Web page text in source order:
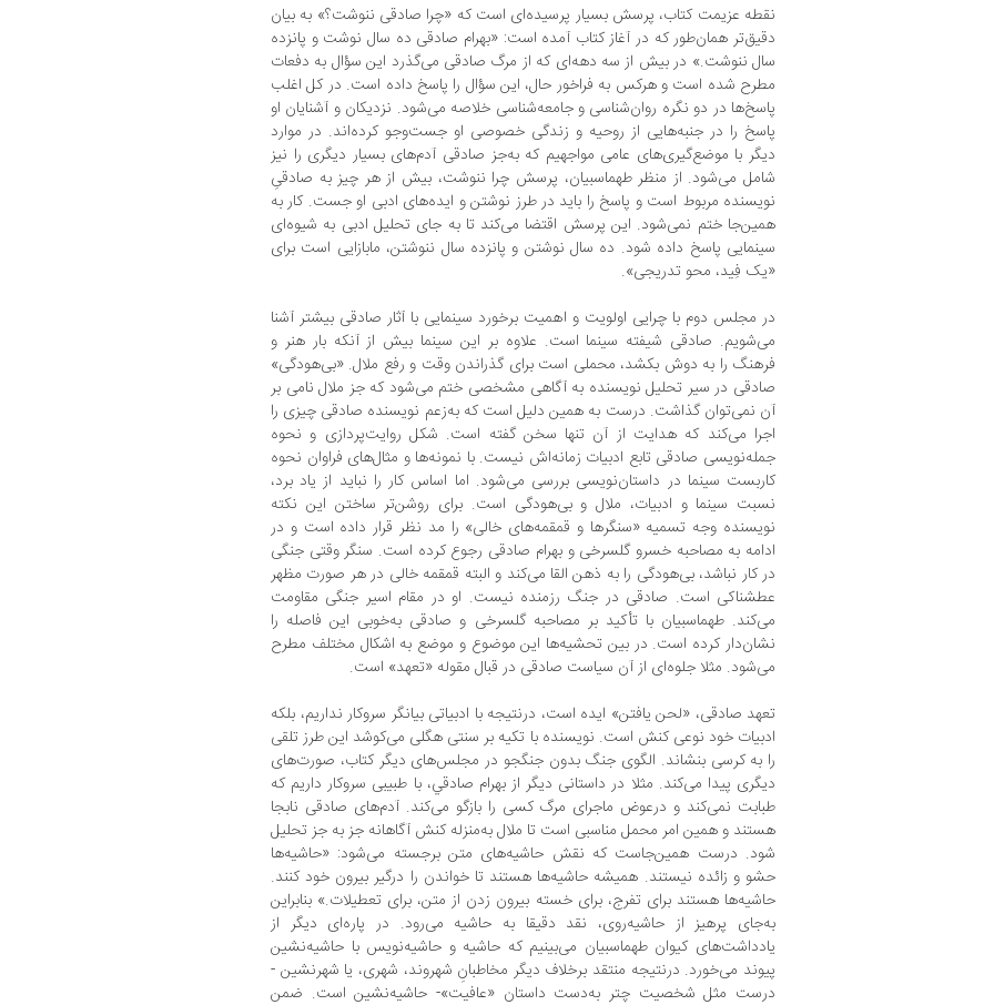
نقطه عزیمت کتاب، پرسش بسیار پرسیده‌ای است که «چرا صادقی ننوشت؟» به بیان
دقیق‌تر همان‌طور که در آغاز کتاب آمده است: «بهرام صادقی ده سال نوشت و پانزده
سال ننوشت.» در بیش از سه دهه‌ای که از مرگ صادقی می‌گذرد این سؤال به دفعات
مطرح شده است و هرکس به فراخور حال، این سؤال را پاسخ داده است. در کل اغلب
پاسخ‌ها در دو نگره روان‌شناسی و جامعه‌شناسی خلاصه می‌شود. نزدیکان و آشنایان او
پاسخ را در جنبه‌هایی از روحیه و زندگی خصوصی او جست‌وجو کرده‌اند. در موارد
دیگر با موضع‌گیری‌های عامی مواجهیم که به‌جز صادقی آدم‌های بسیار دیگری را نیز
شامل می‌شود. از منظر طهماسبیان، پرسش چرا ننوشت، بیش از هر چیز به صادقیِ
نویسنده مربوط است و پاسخ را باید در طرز نوشتن و ایده‌های ادبی او جست. کار به
همین‌جا ختم نمی‌شود. این پرسش اقتضا می‌کند تا به جای تحلیل ادبی به شیوه‌ای
سینمایی پاسخ داده شود. ده سال نوشتن و پانزده سال ننوشتن، مابازایی است برای
«یک فِید، محو تدریجی».
در مجلس دوم با چرایی اولویت و اهمیت برخورد سینمایی با آثار صادقی بیشتر آشنا
می‌شویم. صادقی شیفته سینما است. علاوه بر این سینما بیش از آنکه بار هنر و
فرهنگ را به دوش بکشد، محملی است برای گذراندن وقت و رفع ملال. «بی‌هودگی»
صادقی در سیر تحلیل نویسنده به آگاهی مشخصی ختم می‌شود که جز ملال نامی بر
آن نمی‌توان گذاشت. درست به همین دلیل است که به‌زعم نویسنده صادقی چیزی را
اجرا می‌کند که هدایت از آن تنها سخن گفته است. شکل روایت‌پردازی و نحوه
جمله‌نویسی صادقی تابع ادبیات زمانه‌اش نیست. با نمونه‌ها و مثال‌های فراوان نحوه
کاربست سینما در داستان‌نویسی بررسی می‌شود. اما اساس کار را نباید از یاد برد،
نسبت سینما و ادبیات، ملال و بی‌هودگی است. برای روشن‌تر ساختن این نکته
نویسنده وجه تسمیه «سنگرها و قمقمه‌های خالی» را مد نظر قرار داده است و در
ادامه به مصاحبه خسرو گلسرخی و بهرام صادقی رجوع کرده است. سنگر وقتی جنگی
در کار نباشد، بی‌هودگی را به ذهن القا می‌کند و البته قمقمه خالی در هر صورت مظهر
عطشناکی است. صادقی در جنگ رزمنده نیست. او در مقام اسیر جنگی مقاومت
می‌کند. طهماسبیان با تأکید بر مصاحبه گلسرخی و صادقی به‌خوبی این فاصله را
نشان‌دار کرده است. در بین تحشیه‌ها این موضوع و موضع به اشکال مختلف مطرح
می‌شود. مثلا جلوه‌ای از آن سیاست صادقی در قبال مقوله «تعهد» است.
تعهد صادقی، «لحن یافتن» ایده است، درنتیجه با ادبیاتی بیانگر سروکار نداریم، بلکه
ادبیات خود نوعی کنش است. نویسنده با تکیه بر سنتی هگلی می‌کوشد این طرز تلقی
را به کرسی بنشاند. الگوی جنگ بدون جنگجو در مجلس‌های دیگر کتاب، صورت‌های
دیگری پیدا می‌کند. مثلا در داستانی دیگر از بهرام صادقي، با طبیبی سروکار داریم که
طبابت نمی‌کند و درعوض ماجرای مرگ کسی را بازگو می‌کند. آدم‌های صادقی نابجا
هستند و همین امر محمل مناسبی است تا ملال به‌منزله کنش آگاهانه جز به جز تحلیل
شود. درست همین‌جاست که نقش حاشیه‌های متن برجسته می‌شود: «حاشیه‌ها
حشو و زائده نیستند. همیشه حاشیه‌ها هستند تا خواندن را درگیر بیرون خود کنند.
حاشیه‌ها هستند برای تفرج، برای خسته بیرون زدن از متن، برای تعطیلات.» بنابراین
به‌جای پرهیز از حاشیه‌روی، نقد دقیقا به حاشیه می‌رود. در پاره‌ای دیگر از
یادداشت‌های کیوان طهماسبیان می‌بینیم که حاشیه و حاشیه‌نویس با حاشیه‌نشین
پیوند می‌خورد. در‌نتیجه منتقد برخلاف دیگر مخاطبانِ شهروند، شهری، یا شهرنشین -
درست مثل شخصیت چتر به‌دست داستان «عافیت»- حاشیه‌نشین است. ضمن